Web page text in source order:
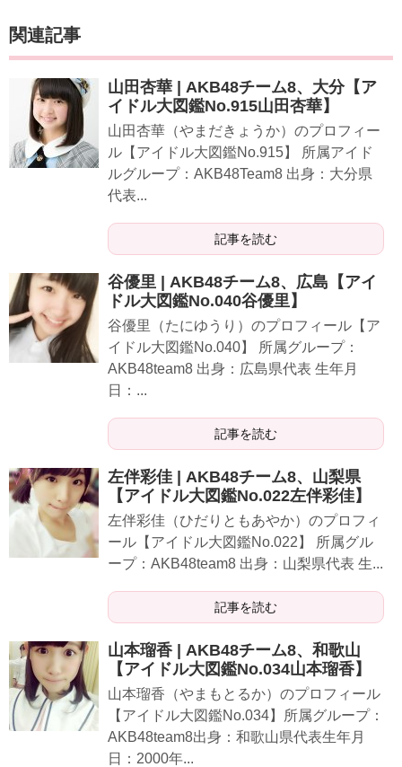
関連記事
山田杏華 | AKB48チーム8、大分【ア
イドル大図鑑No.915山田杏華】
山田杏華（やまだきょうか）のプロフィー
ル【アイドル大図鑑No.915】 所属アイド
ルグループ：AKB48Team8 出身：大分県
代表...
記事を読む
谷優里 | AKB48チーム8、広島【アイ
ドル大図鑑No.040谷優里】
谷優里（たにゆうり）のプロフィール【ア
イドル大図鑑No.040】 所属グループ：
AKB48team8 出身：広島県代表 生年月
日：...
記事を読む
左伴彩佳 | AKB48チーム8、山梨県
【アイドル大図鑑No.022左伴彩佳】
左伴彩佳（ひだりともあやか）のプロフィ
ール【アイドル大図鑑No.022】 所属グル
ープ：AKB48team8 出身：山梨県代表 生...
記事を読む
山本瑠香 | AKB48チーム8、和歌山
【アイドル大図鑑No.034山本瑠香】
山本瑠香（やまもとるか）のプロフィール
【アイドル大図鑑No.034】所属グループ：
AKB48team8出身：和歌山県代表生年月
日：2000年...